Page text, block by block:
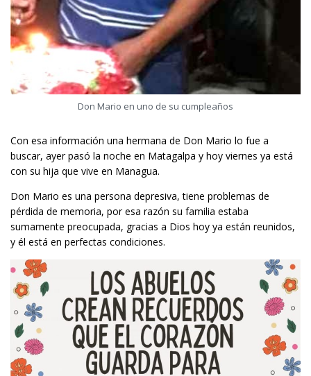
Don Mario en uno de su cumpleaños
Con esa información una hermana de Don Mario lo fue a
buscar, ayer pasó la noche en Matagalpa y hoy viernes ya está
con su hija que vive en Managua.
Don Mario es una persona depresiva, tiene problemas de
pérdida de memoria, por esa razón su familia estaba
sumamente preocupada, gracias a Dios hoy ya están reunidos,
y él está en perfectas condiciones.